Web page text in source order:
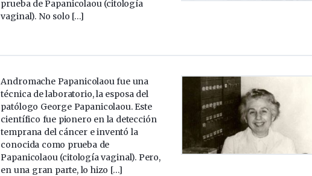
prueba de Papanicolaou (citología
vaginal). No solo […]
Andromache Papanicolaou fue una
técnica de laboratorio, la esposa del
patólogo George Papanicolaou. Este
científico fue pionero en la detección
temprana del cáncer e inventó la
conocida como prueba de
Papanicolaou (citología vaginal). Pero,
en una gran parte, lo hizo […]